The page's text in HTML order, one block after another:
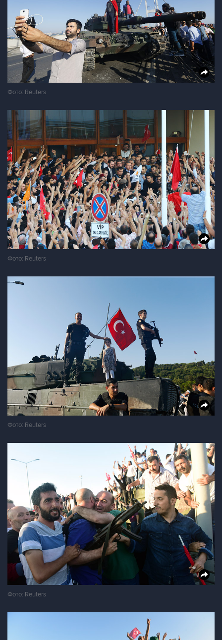
Фото: Reuters
Фото: Reuters
Фото: Reuters
Фото: Reuters